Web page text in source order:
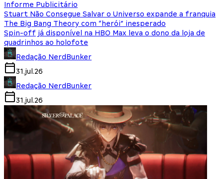
Informe Publicitário
Stuart Não Consegue Salvar o Universo expande a franquia
The Big Bang Theory com “herói” inesperado
Spin-off já disponível na HBO Max leva o dono da loja de
quadrinhos ao holofote
Redação NerdBunker
31.jul.26
Redação NerdBunker
31.jul.26